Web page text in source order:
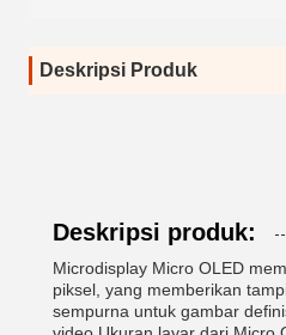
Deskripsi Produk
Deskripsi produk:
Microdisplay Micro OLED
piksel, yang memberikan
sempurna untuk gambar